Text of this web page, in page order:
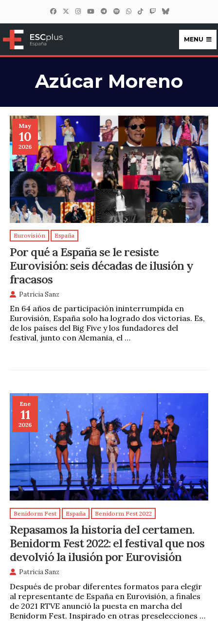
ESCplus España
MENU
Azúcar Moreno
May
10
2026
Eurovisión España
Por qué a España se le resiste
Eurovisión: seis décadas de ilusión y
fracasos
Patricia Sanz
En 64 años de participación ininterrumpida en
Eurovisión, España solo ha logrado dos victorias. Es,
de los países del Big Five y los fundadores del
festival, junto con Alemania, el …
Ene
11
2026
Benidorm Fest España Benidorm Fest 2022
Repasamos la historia del certamen.
Benidorm Fest 2022: el festival que nos
devolvió la ilusión por Eurovisión
Patricia Sanz
Después de probar diferentes formatos para elegir
al representante de España en Eurovisión, a finales
de 2021 RTVE anunció la puesta en marcha del
Benidorm Fest. Inspirado en otras preselecciones …